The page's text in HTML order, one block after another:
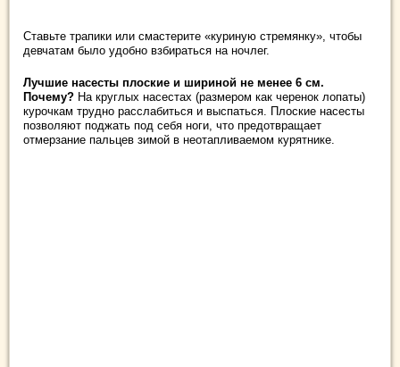
Ставьте трапики или смастерите «куриную стремянку», чтобы
девчатам было удобно взбираться на ночлег.
Лучшие насесты плоские и шириной не менее 6 см.
Почему? На круглых насестах (размером как черенок лопаты)
курочкам трудно расслабиться и выспаться. Плоские насесты
позволяют поджать под себя ноги, что предотвращает
отмерзание пальцев зимой в неотапливаемом курятнике.